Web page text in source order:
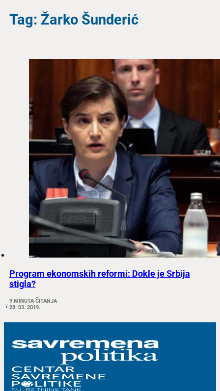
Tag: Žarko Šunderić
Program ekonomskih reformi: Dokle je Srbija
stigla?
9 MINUTA ČITANJA
28. 03. 2019.